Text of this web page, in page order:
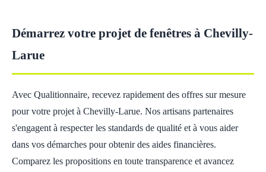
Démarrez votre projet de fenêtres à Chevilly-
Larue
Avec Qualitionnaire, recevez rapidement des offres sur mesure
pour votre projet à Chevilly-Larue. Nos artisans partenaires
s'engagent à respecter les standards de qualité et à vous aider
dans vos démarches pour obtenir des aides financières.
Comparez les propositions en toute transparence et avancez